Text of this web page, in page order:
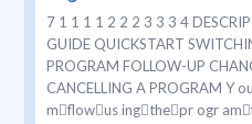
7 1 1 1 1 2 2 2 3 3 3 4
GUIDE QUICKSTART
PROGRAM FOLLOW-UP
CANCELLING A PROGRAM Y
mflowus ingthepr ogr